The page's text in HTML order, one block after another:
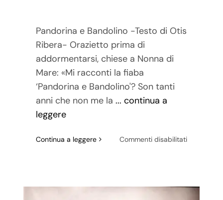
Pandorina e Bandolino -Testo di Otis
Ribera- Orazietto prima di
addormentarsi, chiese a Nonna di
Mare: «Mi racconti la fiaba
‘Pandorina e Bandolino'? Son tanti
anni che non me la ... continua a
leggere
Continua a leggere Commenti disabilitatisu